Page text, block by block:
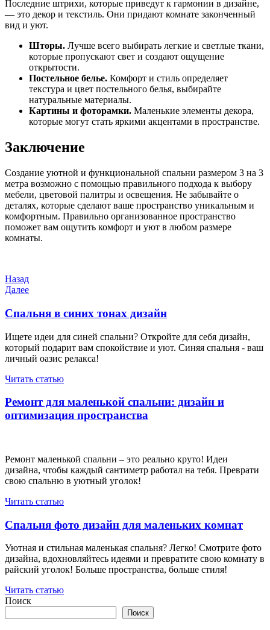
Последние штрихи, которые приведут к гармонии в дизайне,
— это декор и текстиль. Они придают комнате законченный
вид и уют.
Шторы. Лучше всего выбирать легкие и светлые ткани,
которые пропускают свет и создают ощущение
открытости.
Постельное белье. Комфорт и стиль определяет
текстура и цвет постельного белья, выбирайте
натуральные материалы.
Картины и фоторамки. Маленькие элементы декора,
которые могут стать яркими акцентами в пространстве.
Заключение
Создание уютной и функциональной спальни размером 3 на 3
метра возможно с помощью правильного подхода к выбору
мебели, цветовой палитры и освещения. Не забывайте о
деталях, которые сделают ваше пространство уникальным и
комфортным. Правильно организованное пространство
поможет вам ощутить комфорт и уют в любом размере
комнаты.
Навигация
по
записям
Предыдущая
запись
Назад
Следующая
Далее
Спальня в синих тонах дизайн
Ищете идеи для синей спальни? Откройте для себя дизайн,
который подарит вам спокойствие и уют. Синяя спальня - ваш
личный оазис релакса!
Читать статью
Ремонт для маленькой спальни: дизайн и
оптимизация пространства
Ремонт маленькой спальни – это реально круто! Идеи
дизайна, чтобы каждый сантиметр работал на тебя. Преврати
свою спальню в уютный уголок!
Читать статью
Спальня фото дизайн для маленьких комнат
Уютная и стильная маленькая спальня? Легко! Смотрите фото
дизайна, вдохновляйтесь идеями и превратите свою комнату в
райский уголок! Больше пространства, больше стиля!
Читать статью
Поиск
Поиск